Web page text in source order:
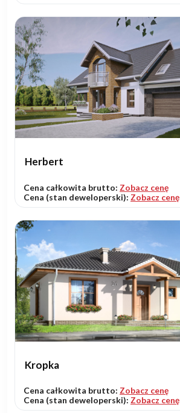
Herbert
Cena całkowita brutto: Zobacz cenę
Cena (stan deweloperski): Zobacz cenę
Kropka
Cena całkowita brutto: Zobacz cenę
Cena (stan deweloperski): Zobacz cenę